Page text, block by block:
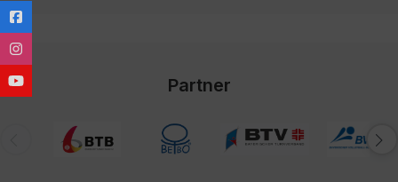
Partner